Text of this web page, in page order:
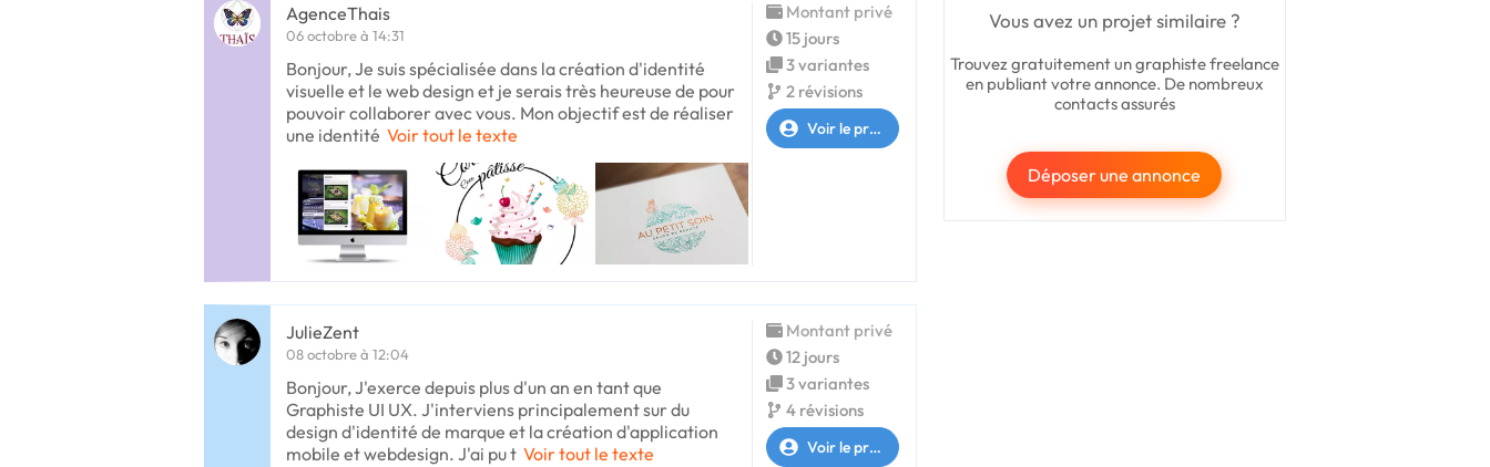
Vous avez un projet similaire ?
Trouvez gratuitement un graphiste freelance
en publiant votre annonce. De nombreux
contacts assurés
Déposer une annonce
AgenceThais
06 octobre à 14:31
Bonjour, Je suis spécialisée dans la création d'identité
visuelle et le web design et je serais très heureuse de pour
pouvoir collaborer avec vous. Mon objectif est de réaliser
une identité Voir tout le texte
Montant privé
15 jours
3 variantes
2 révisions
Voir le profil
JulieZent
08 octobre à 12:04
Bonjour, J'exerce depuis plus d'un an en tant que
Graphiste UI UX. J'interviens principalement sur du
design d'identité de marque et la création d'application
mobile et webdesign. J'ai pu t Voir tout le texte
Montant privé
12 jours
3 variantes
4 révisions
Voir le profil